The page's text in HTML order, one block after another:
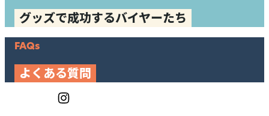
グッズで成功するバイヤーたち
FAQs
よくある質問